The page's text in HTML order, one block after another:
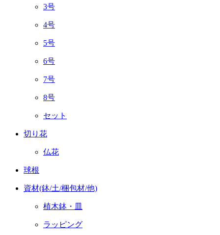
3号
4号
5号
6号
7号
8号
セット
切り花
仏花
球根
資材(鉢/土/梱包材/他)
植木鉢・皿
ラッピング